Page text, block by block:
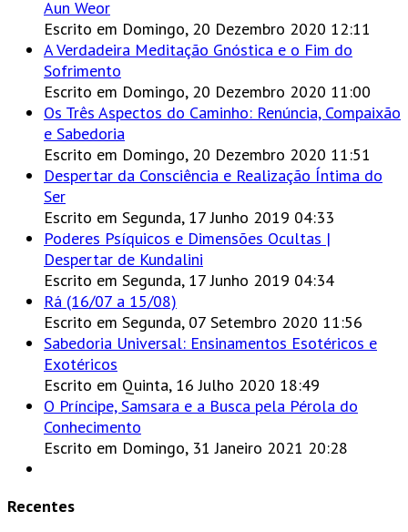
Aun Weor
Escrito em Domingo, 20 Dezembro 2020 12:11
A Verdadeira Meditação Gnóstica e o Fim do
Sofrimento
Escrito em Domingo, 20 Dezembro 2020 11:00
Os Três Aspectos do Caminho: Renúncia, Compaixão
e Sabedoria
Escrito em Domingo, 20 Dezembro 2020 11:51
Despertar da Consciência e Realização Íntima do
Ser
Escrito em Segunda, 17 Junho 2019 04:33
Poderes Psíquicos e Dimensões Ocultas |
Despertar de Kundalini
Escrito em Segunda, 17 Junho 2019 04:34
Rá (16/07 a 15/08)
Escrito em Segunda, 07 Setembro 2020 11:56
Sabedoria Universal: Ensinamentos Esotéricos e
Exotéricos
Escrito em Quinta, 16 Julho 2020 18:49
O Príncipe, Samsara e a Busca pela Pérola do
Conhecimento
Escrito em Domingo, 31 Janeiro 2021 20:28
Recentes